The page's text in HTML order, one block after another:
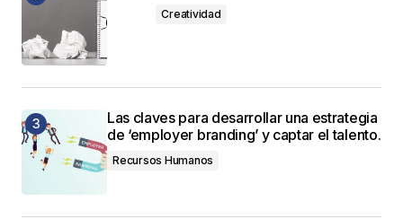
Creatividad
Las claves para desarrollar una estrategia
de ‘employer branding’ y captar el talento.
Recursos Humanos